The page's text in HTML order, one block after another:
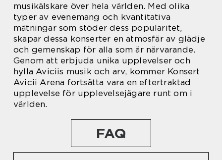
musikälskare över hela världen. Med olika
typer av evenemang och kvantitativa
mätningar som stöder dess popularitet,
skapar dessa konserter en atmosfär av glädje
och gemenskap för alla som är närvarande.
Genom att erbjuda unika upplevelser och
hylla Aviciis musik och arv, kommer Konsert
Avicii Arena fortsätta vara en eftertraktad
upplevelse för upplevelsejägare runt om i
världen.
FAQ